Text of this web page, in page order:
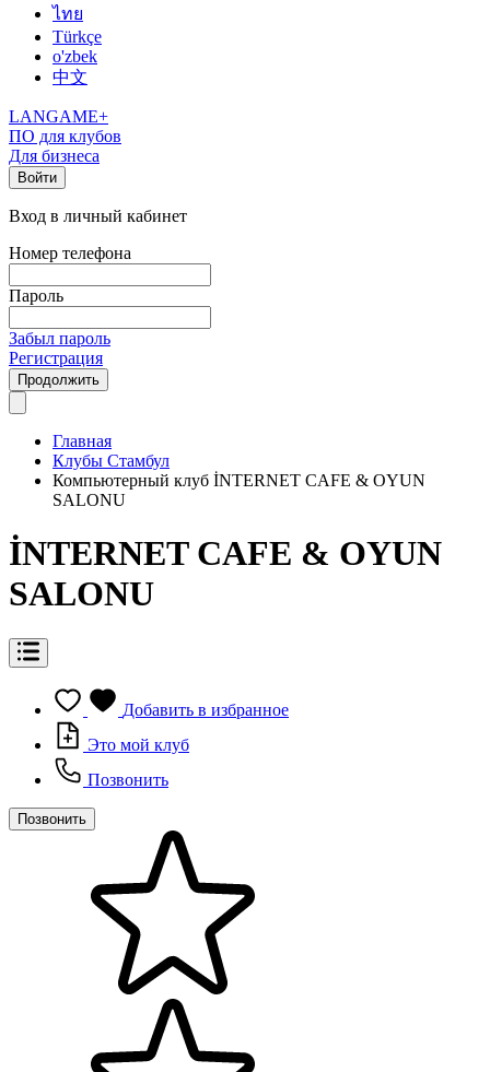
ไทย
Türkçe
o'zbek
中文
LANGAME+
ПО для клубов
Для бизнеса
Войти
Вход в личный кабинет
Номер телефона
Пароль
Забыл пароль
Регистрация
Продолжить
Главная
Клубы Стамбул
Компьютерный клуб İNTERNET CAFE & OYUN
SALONU
İNTERNET CAFE & OYUN
SALONU
Добавить в избранное
Это мой клуб
Позвонить
Позвонить